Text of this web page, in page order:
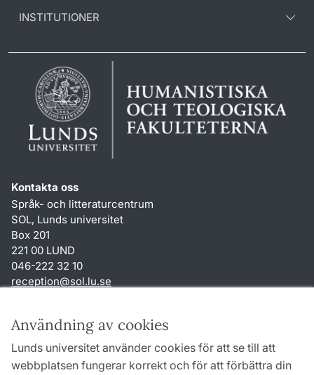
Användning av cookies
Lunds universitet använder cookies för att se till att
webbplatsen fungerar korrekt och för att förbättra din
INSTITUTIONER
Kontakta oss
Språk- och litteraturcentrum
SOL, Lunds universitet
Box 201
221 00 LUND
046-222 32 10
reception@sol.lu.se
Genvägar
Om webbplatsen och cookies
Behandling av personuppgifter